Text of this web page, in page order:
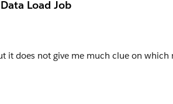
Load Job
it does not give me much clue on which